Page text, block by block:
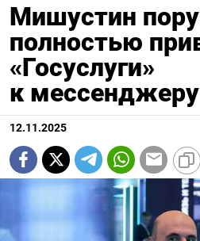
Мишустин
полностью
«Госуслуги»
к
12.11.2025